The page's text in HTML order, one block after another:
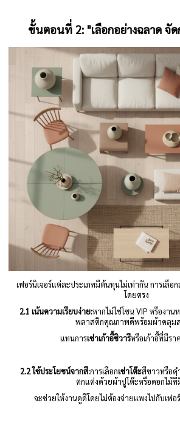
ขั้นตอนที่ 2: "เลือกอย่างฉลาด จั
เฟอร์นิเจอร์แต่ละประเภทมีต้นทุนไม่เท่ากัน การเลือ
โดยตรง
2.1 เน้นความเรียบง่าย:หากไม่ใช่โซน VIP หรืองาน
พลาสติกคุณภาพดีพร้อมผ้าคลุม
แทนการเช่าเก้าอี้ชิวารีหรือเก้าอี้ที่มีรา
2.2 ใช้ประโยชน์จากสี:การเลือกเช่าโต๊ะสีขาวหรือด
ตกแต่งด้วยผ้าปูโต๊ะหรือดอกไม้
จะช่วยให้งานดูดีโดยไม่ต้องจ่ายแพงไปกับเฟอ